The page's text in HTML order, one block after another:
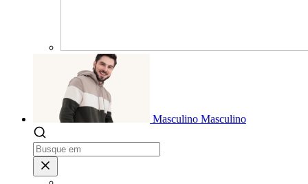
Masculino Masculino